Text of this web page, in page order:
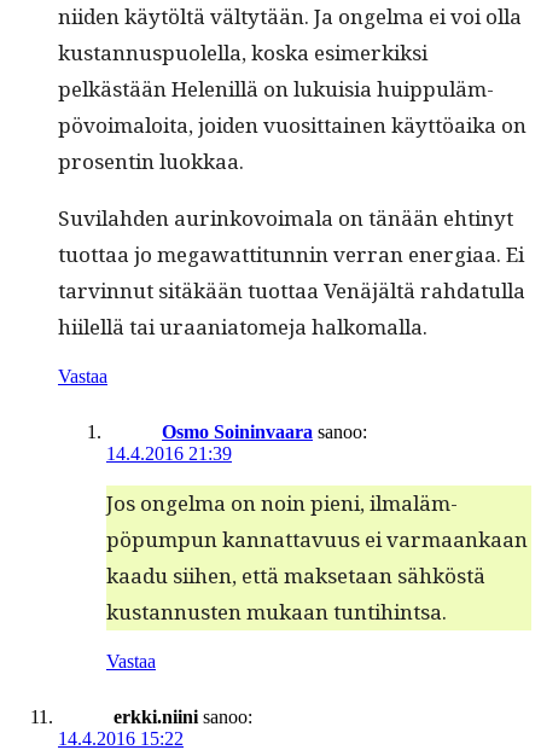
niiden käytöltä väl­tytään. Ja ongel­ma ei voi olla
kus­tan­nus­puolel­la, kos­ka esimerkik­si
pelkästään Hele­nil­lä on lukuisia huip­puläm­
pövoimaloi­ta, joiden vuosit­tainen käyt­töai­ka on
pros­entin luokkaa.
Suvi­lah­den aurinkovoimala on tänään ehtinyt
tuot­taa jo megawat­ti­tun­nin ver­ran ener­giaa. Ei
tarvin­nut sitäkään tuot­taa Venäjältä rah­dat­ul­la
hiilel­lä tai uraa­ni­atome­ja halkomalla.
Vastaa
Osmo Soininvaara sanoo:
14.4.2016 21:39
Jos ongel­ma on noin pieni, ilmaläm­
pöpumpun kan­nat­tavu­us ei var­maankaan
kaadu siihen, että mak­se­taan sähköstä
kus­tan­nusten mukaan tuntihintsa.
Vastaa
erkki.niini sanoo:
14.4.2016 15:22